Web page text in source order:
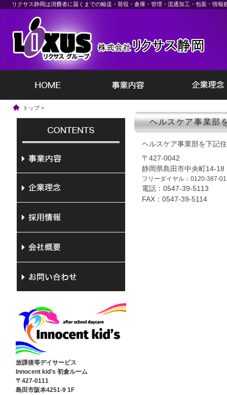
リクサス静岡は消費者に届くまでの輸送・荷役・倉庫・管理・流通加工・包装・情
トップ>
ヘルスケア事業部
ヘルスケア事業部を下記
〒427-0042
静岡県島田市中央町14-18
フリーダイヤル：0120-387-
電話：0547-39-5113
FAX：0547-39-5114
放課後等デイサービス
Innocent kid's 初倉ルーム
〒427-0111
島田市阪本4251-9 1F